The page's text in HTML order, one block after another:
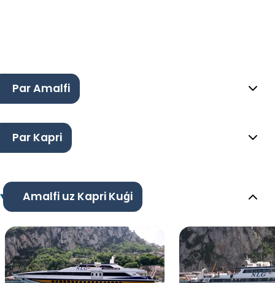
Par Amalfi
Par Kapri
Amalfi uz Kapri Kuģi